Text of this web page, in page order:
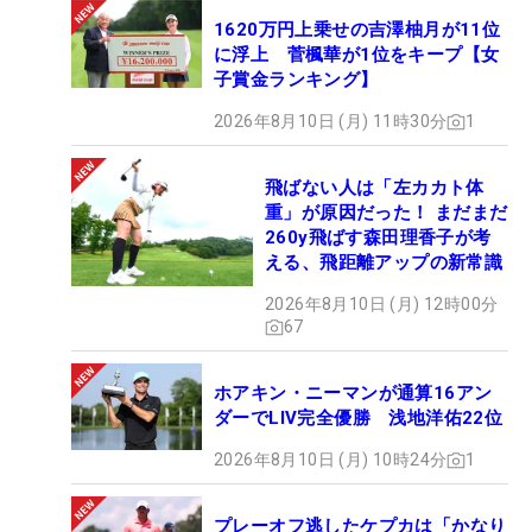
）
第12戦：2月25日（ボストン・コモンG VS ニュー
第13戦：3月2日（ジュピター・リンクスGC VS ボ
ストン・コモンG）
第14戦：3月3日（ロサンゼルス・GC VS ニューヨ
ークGC）
第15戦：3月4日（ザ・ベイGC VSジュピター・リ
ンクスGC）
1620万円上乗せの吉澤柚月が11位
に浮上 菅楓華が1位をキープ【女
子賞金ランキング】
2026年8月10日 (月) 11時30分 1
飛ばない人は「左カカト体
重」が原因だった！ まだまだ
260y飛ばす森田理香子が考
える、飛距離アップの新常識
2026年8月10日 (月) 12時00分
67
ホアキン・ニーマンが通算16アン
ダーでLIV完全優勝 浅地洋佑22位
2026年8月10日 (月) 10時24分 1
プレーオフ逃したケプカは「かなり